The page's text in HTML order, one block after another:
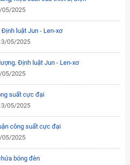
05/2025
Định luật Jun - Len-xơ
05/2025
Định luật Jun - Len-xơ
05/2025
suất cực đại
05/2025
công suất cực đại
05/2025
bóng đèn